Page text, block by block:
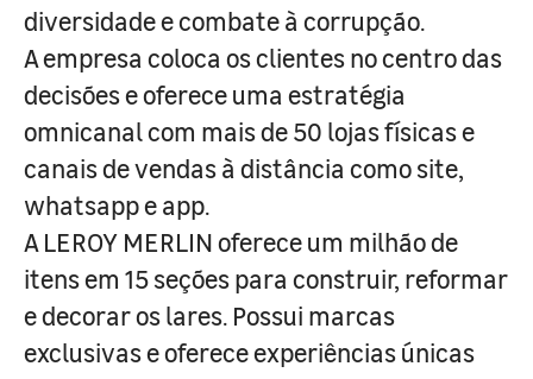
diversidade e combate à corrupção.
A empresa coloca os clientes no centro das
decisões e oferece uma estratégia
omnicanal com mais de 50 lojas físicas e
canais de vendas à distância como site,
whatsapp e app.
A LEROY MERLIN oferece um milhão de
itens em 15 seções para construir, reformar
e decorar os lares. Possui marcas
exclusivas e oferece experiências únicas